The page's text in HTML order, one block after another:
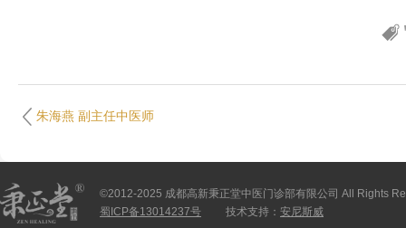
朱海燕 副主任中医师
©2012-2025 成都高新秉正堂中医门诊部有限公司 All Rights
蜀ICP备13014237号
技术支持： 安尼斯威